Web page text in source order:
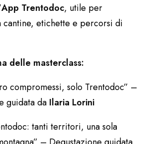
App Trentodoc, utile per
cantine, etichette e percorsi di
delle masterclass:
compromessi, solo Trentodoc” –
guidata da Ilaria Lorini
tanti territori, una sola